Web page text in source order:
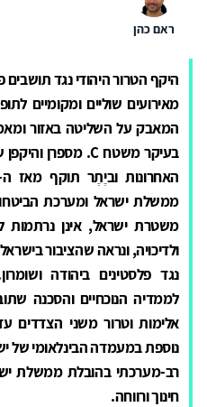
ראם כהן
היקף הטרור היהודי נגד תושבים
מאירועים שוליים ומקומיים
המאבק על השליטה באזור
בעיקר משטח C. מספרן
ממשלת ישראל ומערכת
משטרת ישראל, אינן
ולדיכויה, ונראה שהציבור
נגד פלסטינים ביהודה
לממדיה הנוכחיים והסכנה
אלימות וטרור משני הצדדים
נוספת במעמדה הבינלאומי של
רב-מערכתי בהובלת ממשלת
חינוך ורווחה.